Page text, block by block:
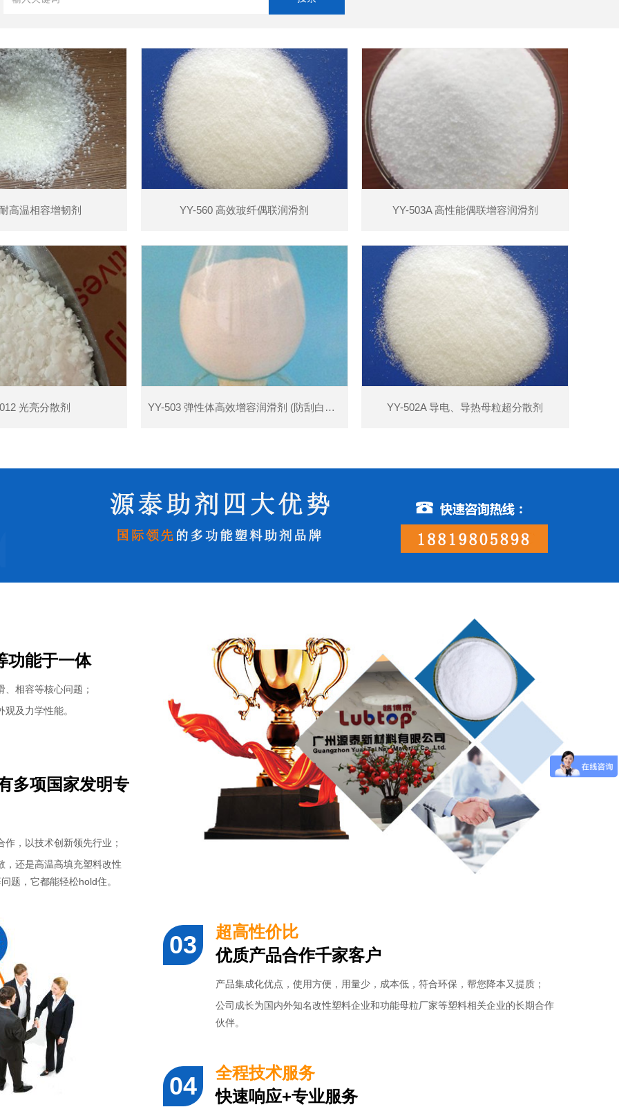
高温相容增韧剂
查看详情
YY-560 高效玻纤偶联润滑剂 YY-503A 高性能偶联增容润滑剂
光亮分散剂
查看详情
YY-503 弹性体高效增容润滑剂 (防刮白剂） YY-502A 导电、导热母粒超分散剂
功能于一体
相容等核心问题；
及力学性能。
多项国家发明专
，以技术创新领先行业；
，还是高温高填充塑料改性
题，它都能轻松hold住。
超高性价比
优质产品合作千家客户
产品集成化优点，使用方便，用量少，成本低，符合环保，帮您降本又提质；
公司成长为国内外知名改性塑料企业和功能母粒厂家等塑料相关企业的长期合作
伙伴。
全程技术服务
快速响应+专业服务